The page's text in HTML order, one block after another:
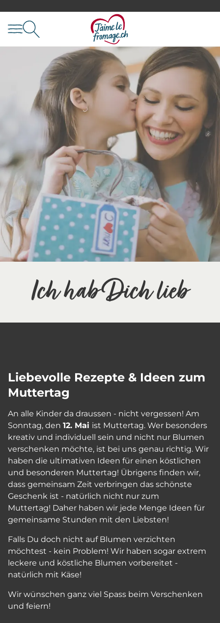
Ich hab Dich lieb
Liebevolle Rezepte & Ideen zum
Muttertag
An alle Kinder da draussen - nicht vergessen! Am
Sonntag, den 12. Mai ist Muttertag. Wer besonders
kreativ und individuell sein und nicht nur Blumen
verschenken möchte, ist bei uns genau richtig. Wir
haben die ultimativen Ideen für einen köstlichen
und besonderen Muttertag! Übrigens finden wir,
dass gemeinsam Zeit verbringen das schönste
Geschenk ist - natürlich nicht nur zum
Muttertag! Daher haben wir jede Menge Ideen für
gemeinsame Stunden mit den Liebsten!
Falls Du doch nicht auf Blumen verzichten
möchtest - kein Problem! Wir haben sogar extrem
leckere und köstliche Blumen vorbereitet -
natürlich mit Käse!
Wir wünschen ganz viel Spass beim Verschenken
und feiern!